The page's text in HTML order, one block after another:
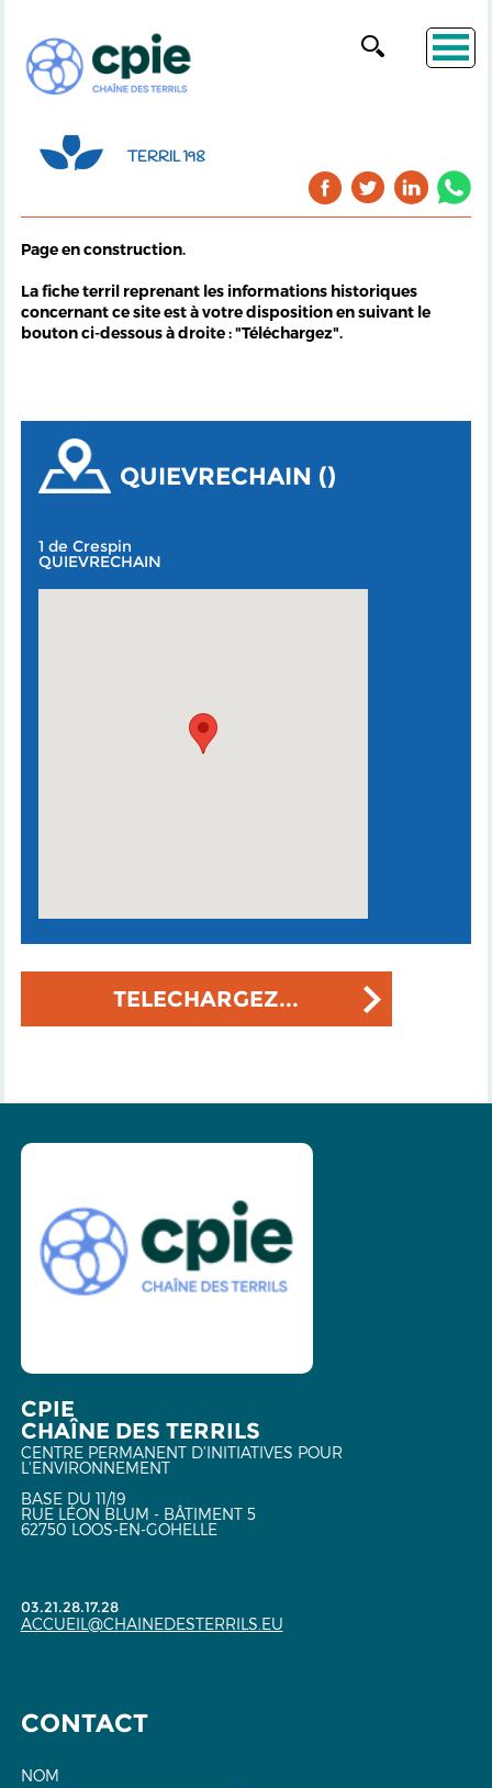
TERRIL 198
Page en construction.
La fiche terril reprenant les informations historiques
concernant ce site est à votre disposition en suivant le
bouton ci-dessous à droite : "Téléchargez".
QUIEVRECHAIN ()
1 de Crespin
QUIEVRECHAIN
TELECHARGEZ...
CPIE
CHAÎNE DES TERRILS
CENTRE PERMANENT D'INITIATIVES POUR
L'ENVIRONNEMENT
BASE DU 11/19
RUE LÉON BLUM - BÂTIMENT 5
62750 LOOS-EN-GOHELLE
03.21.28.17.28
ACCUEIL@CHAINEDESTERRILS.EU
CONTACT
NOM